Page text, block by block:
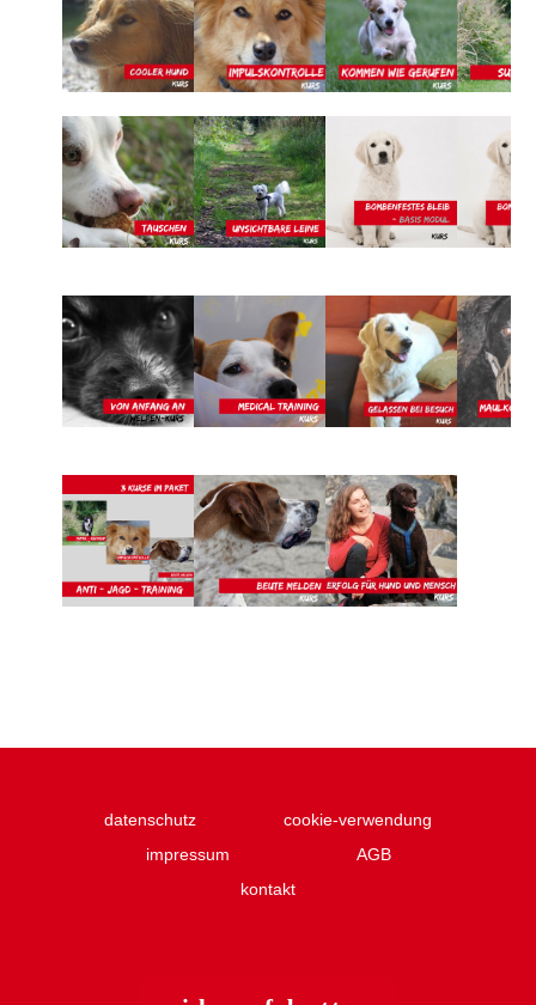
datenschutz
cookie-verwendung
impressum
AGB
kontakt